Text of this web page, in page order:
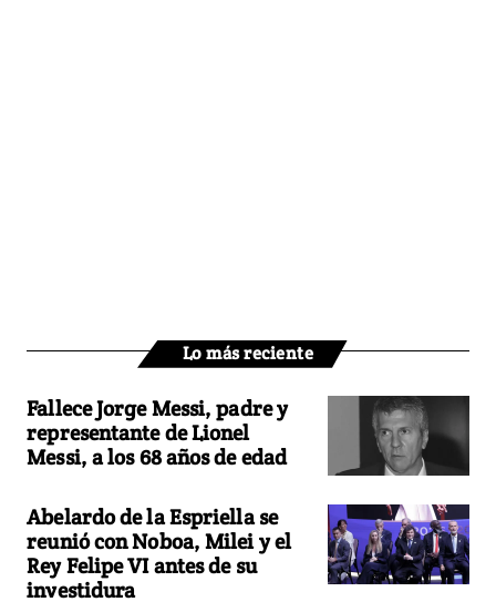
Lo más reciente
Fallece Jorge Messi, padre y
representante de Lionel
Messi, a los 68 años de edad
Abelardo de la Espriella se
reunió con Noboa, Milei y el
Rey Felipe VI antes de su
investidura